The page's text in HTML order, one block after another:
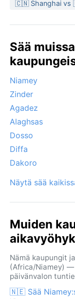
🇨🇳 Shanghai vs
Sää
Niamey
Zinder
Agadez
Alaghsas
Dosso
Diffa
Dakoro
Näytä sää
Muiden
Nämä kaupungit
(Africa/Niamey)
päivänvalon
🇳🇪 Sää